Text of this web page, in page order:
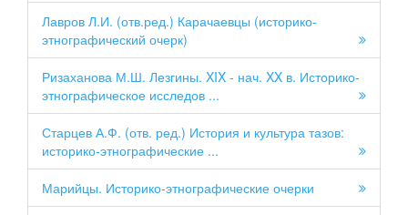
Лавров Л.И. (отв.ред.) Карачаевцы (историко-
этнографический очерк)
Ризаханова М.Ш. Лезгины. XIX - нач. XX в. Историко-
этнографическое исследов ...
Старцев А.Ф. (отв. ред.) История и культура тазов:
историко-этнографические ...
Марийцы. Историко-этнографические очерки